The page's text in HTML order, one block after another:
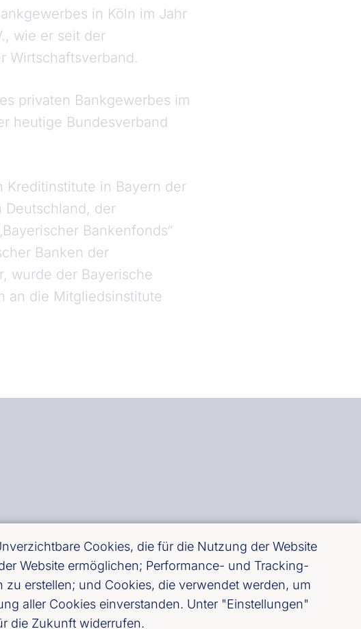
in Köln im Jahr
wie er seit der
Wirtschaftsverband.
privaten Bankgewerbes im
heutige Bundesverband
Kreditinstitute in Bayern der
Deutschland, der
Bankenfonds“
Banken der
wurde der Bayerische
an die Mitgliedsinstitute
Cookies, die für die Nutzung der Website
Website ermöglichen; Performance- und Tracking-
erstellen; und Cookies, die verwendet werden, um
aller Cookies einverstanden. Unter "Einstellungen"
die Zukunft widerrufen.